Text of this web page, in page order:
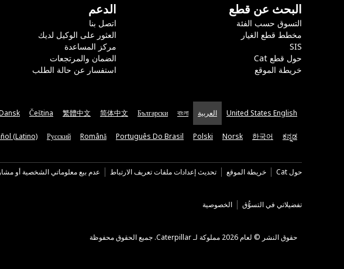
البحث عن قطع
التسوق حسب الفئة
مخطط قطع الغيار
SIS
حول قطع Cat
خريطة الموقع
الدعم
اتصل بنا
العثور على الوكيل لديك
مركز المساعدة
الضمان والمرتجعات
استفسار عن حالة الطلب
United States English العربية বাংলা
Български
简体中文
繁體中文
Čeština
ಕನ್ನಡ
한국어
Norsk
Polski
Português Do Brasil
Română
Русский
(Latino)
حول Cat خريطة الموقع تحديث إعدادات ملفات تعريف الارتباط عدم بيع معلوماتي الشخصية أو
تفضيلاتي في التسوُّق الخصوصية
حقوق النشر © لعام 2026 مملوكة لـ Caterpillar. جميع الحقوق محفوظة